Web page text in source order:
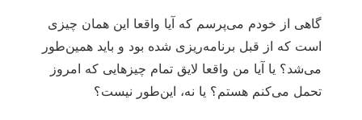
گاهی از خودم می‌پرسم که آیا واقعا این همان چیزی
است که از قبل برنامه‌ریزی شده بود و باید همین‌طور
می‌شد؟ یا آیا من واقعا لایق تمام چیزهایی که امروز
تحمل می‌کنم هستم؟ یا نه، این‌طور نیست؟